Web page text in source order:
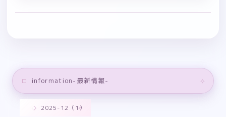
information-最新情報-
2025-12（1）